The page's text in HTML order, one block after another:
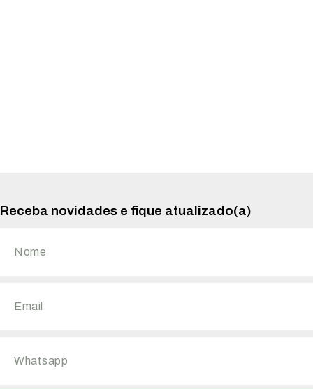
Receba novidades e fique atualizado(a)